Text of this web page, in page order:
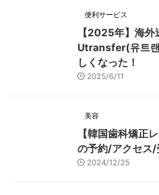
便利サービス
【2025年】海外
Utransfer(유트
しくなった！
2025/6/11
美容
【韓国歯科矯正
の予約/アクセス
2024/12/25